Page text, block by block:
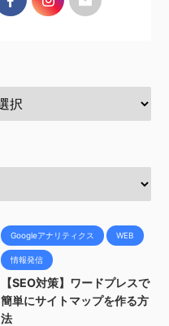
Googleアナリティクス WEB
情報発信
【SEO対策】ワードプレスで
簡単にサイトマップを作る方
法